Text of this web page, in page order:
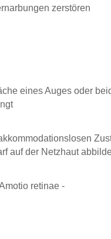
zerstören
eines Auges oder
auf der Netzhaut
retinae -